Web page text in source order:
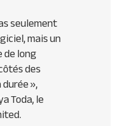
seulement
mais un
long
des
»,
Toda, le